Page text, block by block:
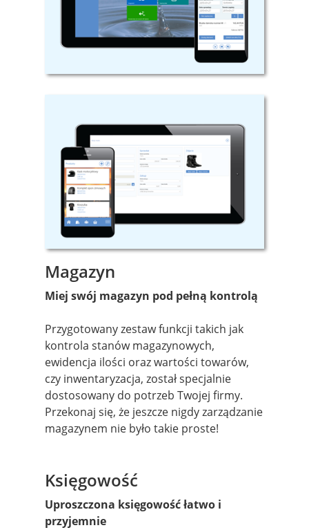
Magazyn
Miej swój magazyn pod pełną kontrolą
Przygotowany zestaw funkcji takich jak
kontrola stanów magazynowych,
ewidencja ilości oraz wartości towarów,
czy inwentaryzacja, został specjalnie
dostosowany do potrzeb Twojej firmy.
Przekonaj się, że jeszcze nigdy zarządzanie
magazynem nie było takie proste!
Księgowość
Uproszczona księgowość łatwo i
przyjemnie